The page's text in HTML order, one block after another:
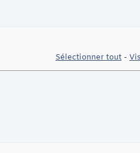
Sélectionner tout -